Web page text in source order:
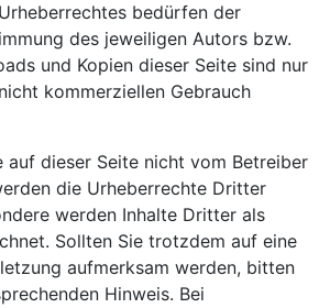
bedürfen der
des jeweiligen Autors bzw.
und Kopien dieser Seite sind nur
kommerziellen Gebrauch
auf dieser Seite nicht vom Betreiber
die Urheberrechte Dritter
werden Inhalte Dritter als
Sollten Sie trotzdem auf eine
aufmerksam werden, bitten
Hinweis. Bei